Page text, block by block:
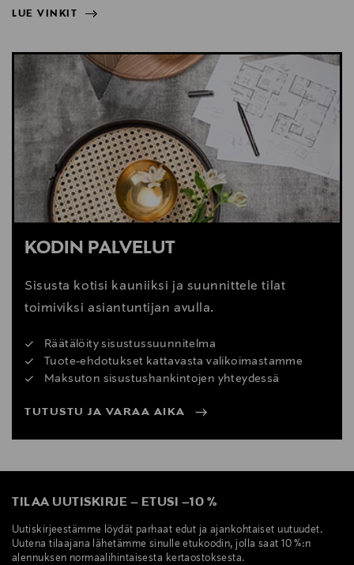
LUE VINKIT
LUE VINKIT
KODIN PALVELUT
Sisusta kotisi kauniiksi ja suunnittele tilat
toimiviksi asiantuntijan avulla.
Räätälöity sisustussuunnitelma
Tuote-ehdotukset kattavasta valikoimastamme
Maksuton sisustushankintojen yhteydessä
TUTUSTU JA VARAA AIKA
TILAA UUTISKIRJE – ETUSI –10 %
Uutiskirjeestämme löydät parhaat edut ja ajankohtaiset uutuudet.
Uutena tilaajana lähetämme sinulle etukoodin, jolla saat 10 %:n
alennuksen normaalihintaisesta kertaostoksesta.